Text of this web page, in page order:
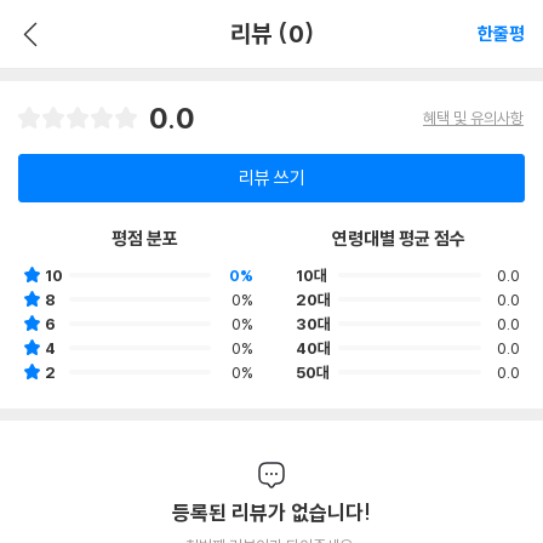
리뷰 (0) 한줄평
0.0 혜택 및 유의사항
리뷰 쓰기
평점 분포
10
0%
8
0%
6
0%
4
0%
2
0%
연령대별 평균 점수
10대
0.0
20대
0.0
30대
0.0
40대
0.0
50대
0.0
등록된 리뷰가 없습니다!